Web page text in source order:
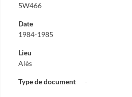
5W466
Date
1984-1985
Lieu
Alès
Type de document -